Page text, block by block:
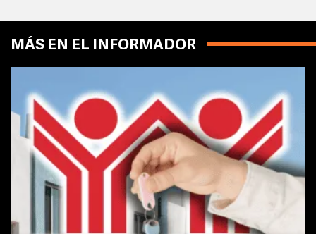
MÁS EN EL INFORMADOR